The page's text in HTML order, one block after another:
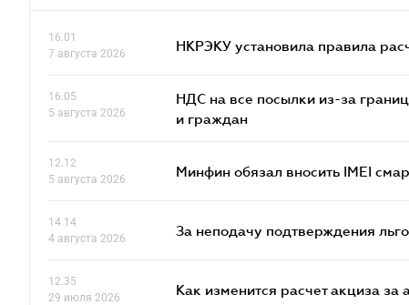
16.01
7 августа 2026
НКРЭКУ установила правила
16.05
5 августа 2026
НДС на все посылки из-за
и граждан
12.12
5 августа 2026
Минфин обязал вносить IMEI
14.14
4 августа 2026
За неподачу подтверждения
12.35
29 июля 2026
Как изменится расчет акциза за